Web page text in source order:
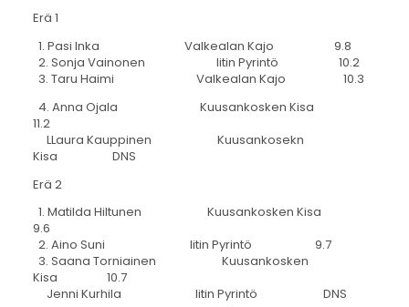
Erä 1
1. Pasi Inka Valkealan Kajo 9.8
2. Sonja Vainonen Iitin Pyrintö 10.2
3. Taru Haimi Valkealan Kajo 10.3
4. Anna Ojala Kuusankosken Kisa
11.2
LLaura Kauppinen Kuusankosekn
Kisa DNS
Erä 2
1. Matilda Hiltunen Kuusankosken Kisa
9.6
2. Aino Suni Iitin Pyrintö 9.7
3. Saana Torniainen Kuusankosken
Kisa 10.7
Jenni Kurhila Iitin Pyrintö DNS